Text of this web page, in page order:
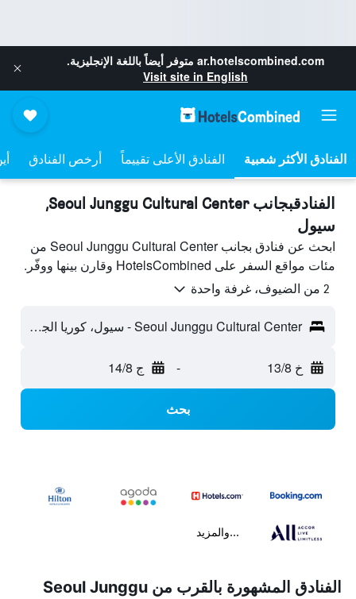
ar.hotelscombined.com متوفر أيضاً باللغة الإنجليزية.
Visit site in English
الفنادق الأعلى تقييماً أرخص الفنادق
الفنادقبجانب Seoul Junggu Cultural Center,
سيول
ابحث عن فنادق بجانب Seoul Junggu Cultural Center من
مئات مواقع السفر على HotelsCombined وقارن بينها ووفّر.
2 من الضيوف، غرفة واحدة
Seoul Junggu Cultural Center - سيول، كوريا الجنوبية
خ 13/8 - ج 14/8
بحث
...والمزيد
الفنادق المشهورة بالقرب من Seoul Junggu